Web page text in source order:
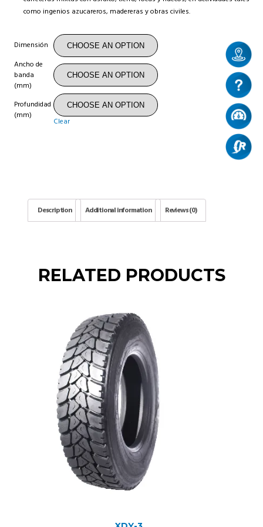
como ingenios azucareros, madereras y obras civiles.
Dimensión
Ancho de
banda
(mm)
Profundidad
(mm)
Clear
Description Additional information Reviews (0)
RELATED PRODUCTS